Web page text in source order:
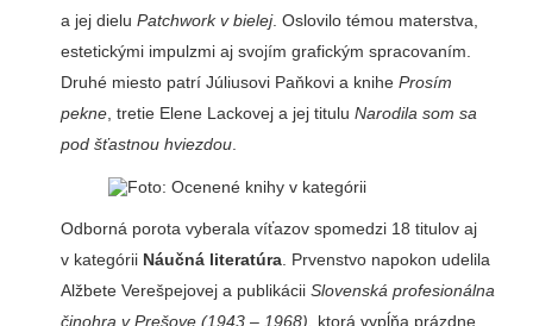
a jej dielu Patchwork v bielej. Oslovilo témou materstva,
estetickými impulzmi aj svojím grafickým spracovaním.
Druhé miesto patrí Júliusovi Paňkovi a knihe Prosím
pekne, tretie Elene Lackovej a jej titulu Narodila som sa
pod šťastnou hviezdou.
Odborná porota vyberala víťazov spomedzi 18 titulov aj
v kategórii Náučná literatúra. Prvenstvo napokon udelila
Alžbete Verešpejovej a publikácii Slovenská profesionálna
činohra v Prešove (1943 – 1968), ktorá vypĺňa prázdne